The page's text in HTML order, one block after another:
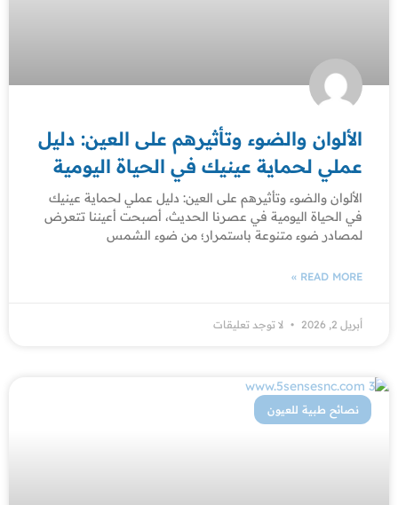
الألوان والضوء وتأثيرهم على العين: دليل
عملي لحماية عينيك في الحياة اليومية
الألوان والضوء وتأثيرهم على العين: دليل عملي لحماية عينيك
في الحياة اليومية في عصرنا الحديث، أصبحت أعيننا تتعرض
لمصادر ضوء متنوعة باستمرار؛ من ضوء الشمس
READ MORE »
أبريل 2, 2026 لا توجد تعليقات
نصائح طبية للعيون